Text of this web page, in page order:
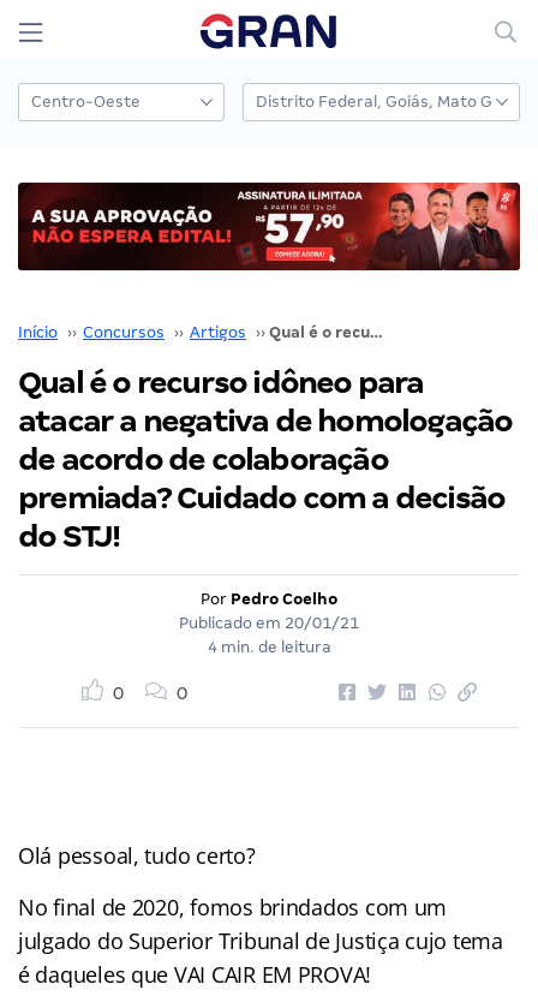
Início ›› Concursos ›› Artigos ›› Qual é o recurso idôneo para atacar a negativa de homologação de acordo de colaboração premiada? Cuidado com a decisão do STJ!
Qual é o recurso idôneo para
atacar a negativa de homologação
de acordo de colaboração
premiada? Cuidado com a decisão
do STJ!
Por Pedro Coelho
Publicado em 20/01/21
4 min. de leitura
0 0
Olá pessoal, tudo certo?
No final de 2020, fomos brindados com um
julgado do Superior Tribunal de Justiça cujo tema
é daqueles que VAI CAIR EM PROVA!